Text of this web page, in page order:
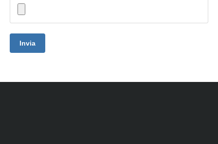
Invia